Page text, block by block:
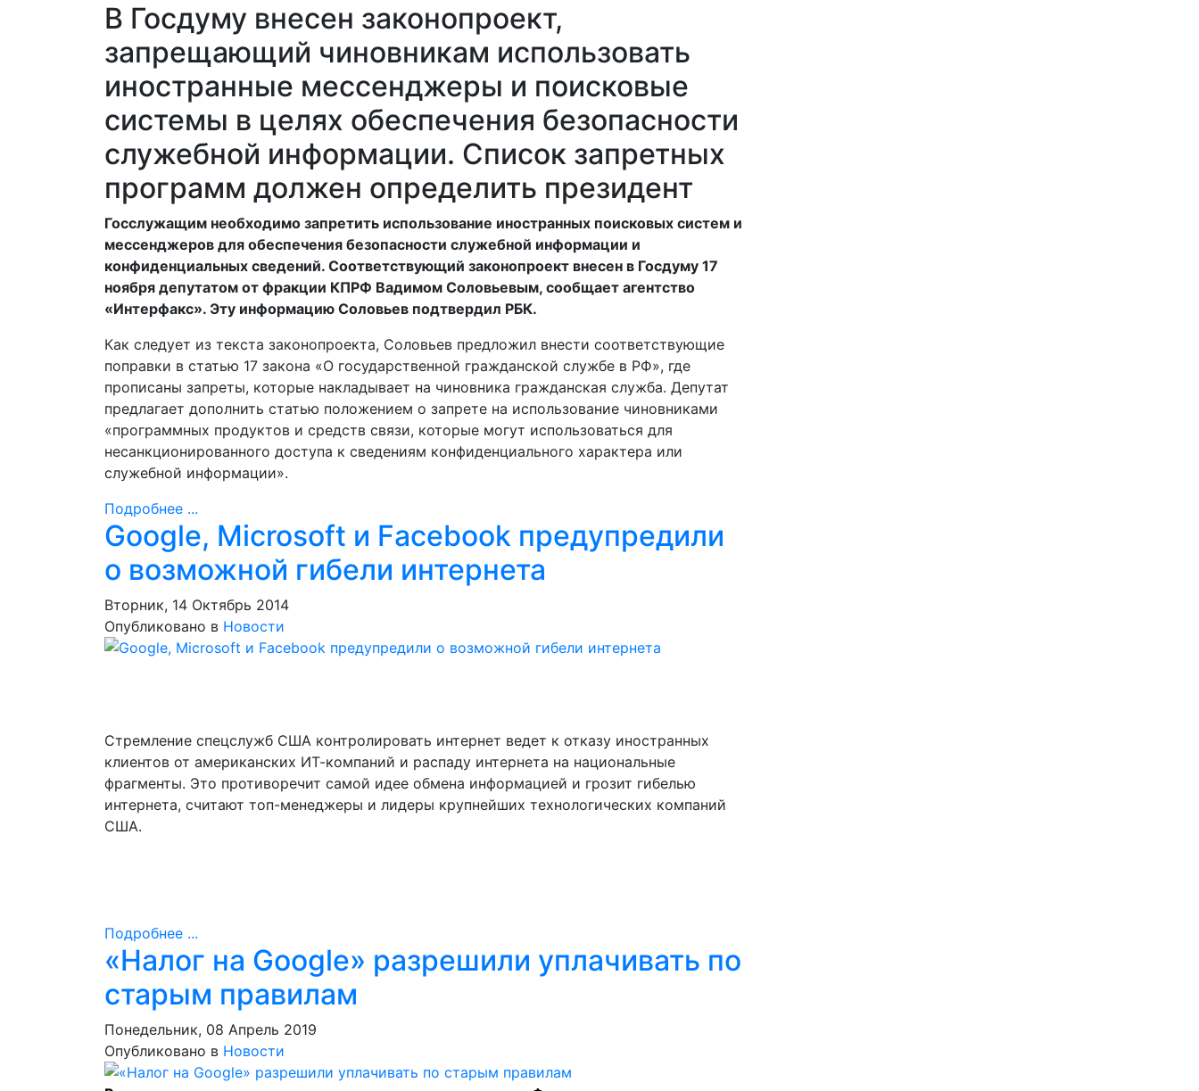
В Госдуму внесен законопроект,
запрещающий чиновникам использовать
иностранные мессенджеры и поисковые
системы в целях обеспечения безопасности
служебной информации. Список запретных
программ должен определить президент
​Госслужащим необходимо запретить использование иностранных поисковых систем и
мессенджеров для обеспечения безопасности служебной информации и
конфиденциальных сведений. Соответствующий законопроект внесен в Госдуму 17
ноября депутатом от фракции КПРФ Вадимом Соловьевым, сообщает агентство
«Интерфакс». Эту информацию Соловьев подтвердил РБК.
Как следует из текста законопроекта, Соловьев предложил внести соответствующие
поправки в статью 17 закона «О государственной гражданской службе в РФ», где
прописаны запреты, которые накладывает на чиновника гражданская служба. Депутат
предлагает дополнить статью положением о запрете на использование чиновниками
«программных продуктов и средств связи, которые могут использоваться для
несанкционированного доступа к сведениям конфиденциального характера или
служебной информации».
Подробнее ...
Google, Microsoft и Facebook предупредили
о возможной гибели интернета
Вторник, 14 Октябрь 2014
Опубликовано в Новости
Стремление спецслужб США контролировать интернет ведет к отказу иностранных
клиентов от американских ИТ-компаний и распаду интернета на национальные
фрагменты. Это противоречит самой идее обмена информацией и грозит гибелью
интернета, считают топ-менеджеры и лидеры крупнейших технологических компаний
США.
Подробнее ...
«Налог на Google» разрешили уплачивать по
старым правилам
Понедельник, 08 Апрель 2019
Опубликовано в Новости